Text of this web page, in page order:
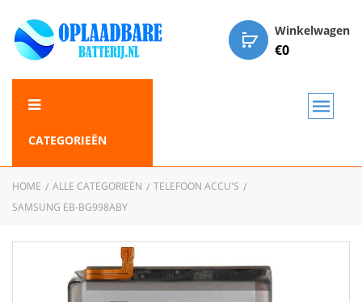
Winkelwagen
€0
CATEGORIEËN
HOME ALLE CATEGORIEËN
TELEFOON ACCU'S
SAMSUNG EB-BG998ABY